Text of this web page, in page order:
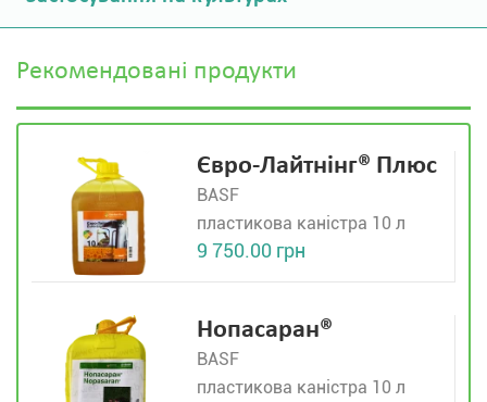
Рекомендовані продукти
Євро-Лайтнінг® Плюс
BASF
пластикова каністра 10 л
9 750.00 грн
Нопасаран®
BASF
пластикова каністра 10 л